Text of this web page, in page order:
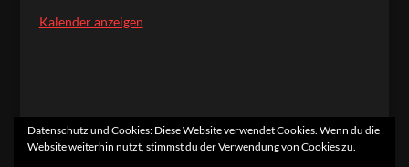
Kalender anzeigen
Datenschutz und Cookies: Diese Website verwendet Cookies. Wenn du die
Website weiterhin nutzt, stimmst du der Verwendung von Cookies zu.